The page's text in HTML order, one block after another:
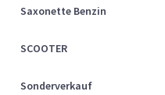
Saxonette Benzin
SCOOTER
Sonderverkauf